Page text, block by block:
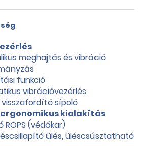
meghajtás és vibráció
funkció
vibrációvezérlés
visszafordító sípoló
kialakítás
ROPS (védőkar)
ülés, üléscsúsztatható